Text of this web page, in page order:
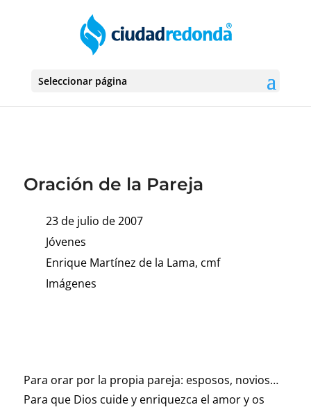
Seleccionar página
Oración de la Pareja
23 de julio de 2007
Jóvenes
Enrique Martínez de la Lama, cmf
Imágenes
Para orar por la propia pareja: esposos, novios…
Para que Dios cuide y enriquezca el amor y os